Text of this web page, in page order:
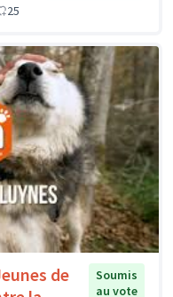
25
de
Soumis
au vote